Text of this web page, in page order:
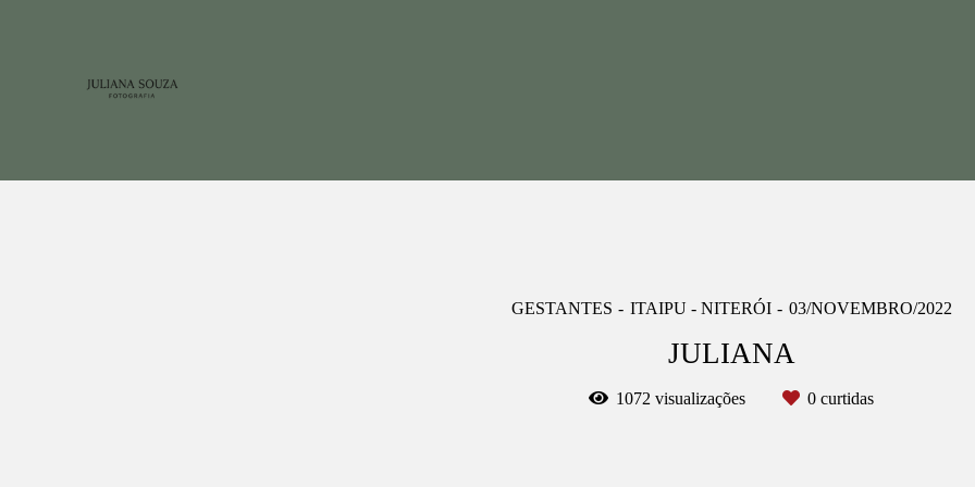
GESTANTES ITAIPU - NITERÓI 03/NOVEMBRO/2022
JULIANA
1072 visualizações 0 curtidas